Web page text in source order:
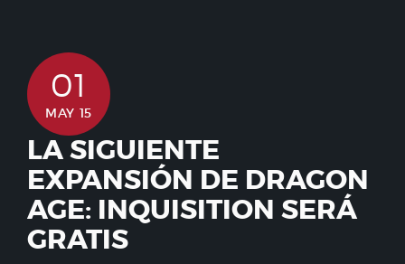
01
MAY 15
LA SIGUIENTE
EXPANSIÓN DE DRAGON
AGE: INQUISITION SERÁ
GRATIS